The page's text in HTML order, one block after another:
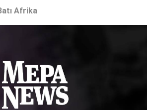
Afrika